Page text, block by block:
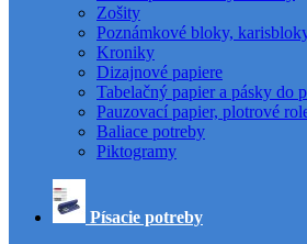
Zošity
Poznámkové bloky,
Kroniky
Dizajnové papiere
Tabelačný papier a pásky do
Pauzovací papier, plotrové
Baliace potreby
Piktogramy
Písacie potreby